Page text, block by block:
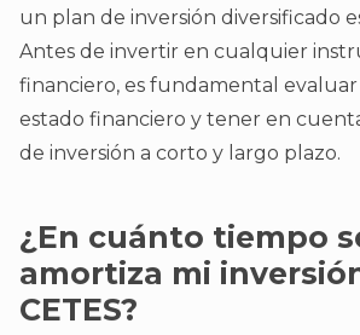
un plan de inversión diversificado
Antes de invertir en cualquier
financiero, es fundamental
estado financiero y tener en
de inversión a corto y largo plazo.
¿En cuánto tiempo
amortiza mi
CETES?